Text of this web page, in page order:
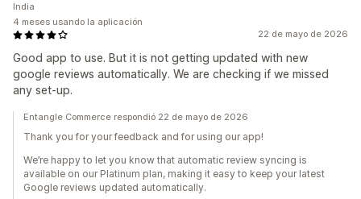
22 de mayo de 2026
Good app to use. But it is not getting updated with new
google reviews automatically. We are checking if we missed
any set-up.
India
4 meses usando la aplicación
Entangle Commerce respondió 22 de mayo de 2026
Thank you for your feedback and for using our app!
We’re happy to let you know that automatic review syncing is
available on our Platinum plan, making it easy to keep your latest
Google reviews updated automatically.